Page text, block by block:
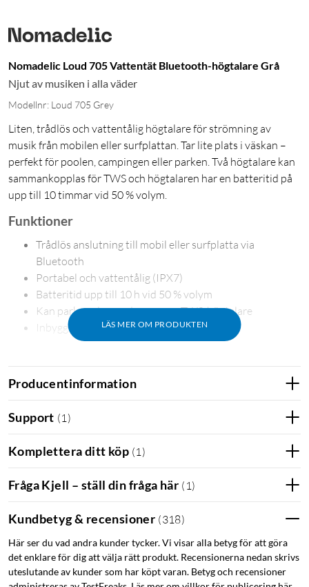
Nomadelic Loud 705 Vattentät Bluetooth-högtalare Grå
Njut av musiken i alla väder
Modellnr: Loud 705 Grey
Liten, trådlös och vattentålig högtalare för strömning av
musik från mobilen eller surfplattan. Tar lite plats i väskan –
perfekt för poolen, campingen eller parken. Två högtalare kan
sammankopplas för TWS och högtalaren har en batteritid på
upp till 10 timmar vid 50 % volym.
LÄS MER OM PRODUKTEN
Funktioner
Trådlös anslutning till mobil eller surfplatta via
Bluetooth
Portabel och vattentålig (IPX7)
Batteritid upp till 10 h vid 50 % volym
Kan parkopplas med en annan TWS-högtalare
Inbyggd mikrofon för samtal
Ta med den ut – även när det regnar
Regn eller vattenstänk från poolen är inget problem för
den är vattentät i vatten ned till 1 meters djup i 30 minuter.
Liten högtalare, bra stereoljud
Producentinformation
Support (1 )
Komplettera ditt köp (1 )
Fråga Kjell – ställ din fråga här ( 1 )
Kundbetyg & recensioner (318)
Här ser du vad andra kunder tycker. Vi visar alla betyg för att göra
det enklare för dig att välja rätt produkt. Recensionerna nedan skrivs
uteslutande av kunder som har köpt varan. Betyg och recensioner